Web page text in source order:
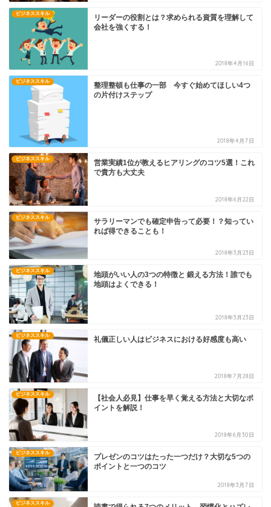
ビジネススキル
リーダーの役割とは？求められる資質を理解して
会社を強くする！
2018年4月16日
ビジネススキル
整理整頓も仕事の一部 今すぐ始めてほしい4つ
の片付けステップ
2018年4月7日
ビジネススキル
営業実績1位が教えるヒアリングのコツ5選！これ
で貴方も大丈夫
2018年6月22日
ビジネススキル
サラリーマンでも確定申告って必要！？知ってい
れば得できることも！
2018年3月23日
ビジネススキル
地頭がいい人の3つの特徴と 鍛える方法！誰でも
地頭はよくできる！
2018年3月23日
ビジネススキル 礼儀正しい人はビジネスにおける好感度も高い
2018年7月28日
ビジネススキル
【社会人必見】仕事を早く覚える方法と大切なポ
イントを解説！
2018年6月30日
ビジネススキル
プレゼンのコツはたった一つだけ？大切な5つの
ポイントと一つのコツ
2018年3月7日
ビジネススキル